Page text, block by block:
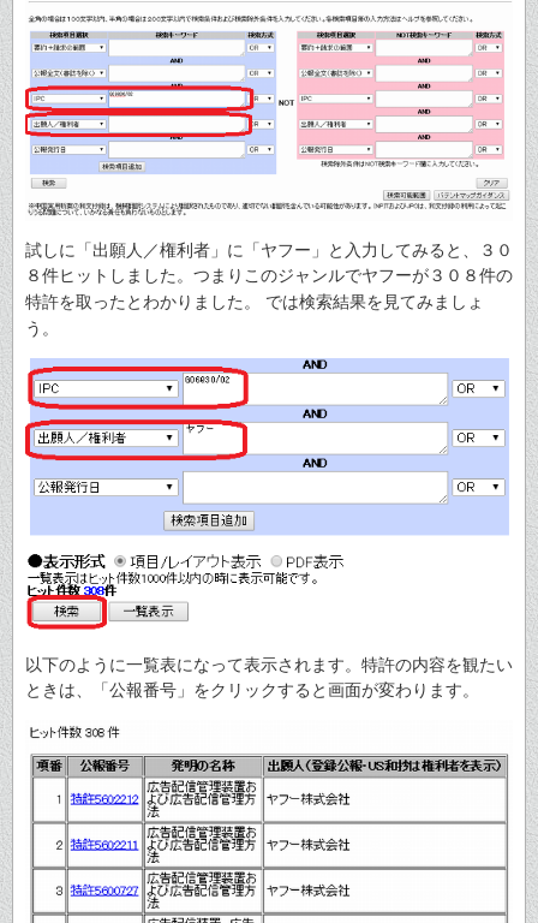
試しに「出願人／権利者」に「ヤフー」と入力してみると、３０
８件ヒットしました。つまりこのジャンルでヤフーが３０８件の
特許を取ったとわかりました。
では検索結果を見てみましょ
う。
以下のように一覧表になって表示されます。特許の内容を観たい
ときは、「公報番号」をクリックすると画面が変わります。